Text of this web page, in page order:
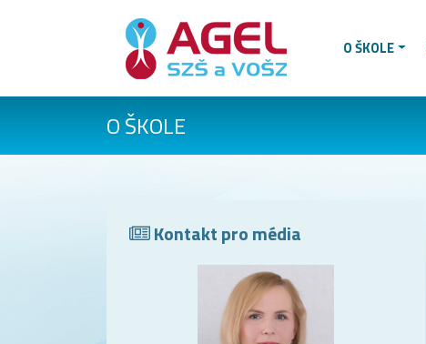
O ŠKOLE
O ŠKOLE
Kontakt pro média